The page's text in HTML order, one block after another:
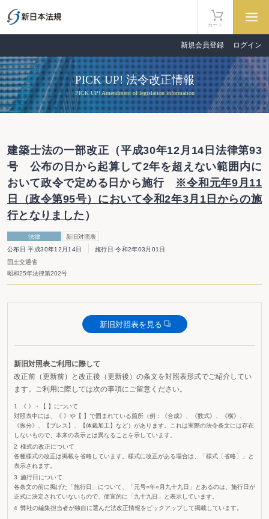
カート
新規会員登録 ログイン
PICK UP! 法令改正情報
PICK UP! Amendment of legislation information
建築士法の一部改正（平成30年12月14日法律第93
号 公布の日から起算して2年を超えない範囲内に
おいて政令で定める日から施行 ※令和元年9月11
日（政令第95号）において令和2年3月1日からの施
行となりました ）
法律
新旧対照表
公布日 平成30年12月14日
施行日 令和2年03月01日
国土交通省
昭和25年法律第202号
新旧対照表を見る
新旧対照表ご利用に際して
改正前（更新前）と改正後（更新後）の条文を対照表形式でご紹介してい
ます。ご利用に際しては次の事項にご留意ください。
《 》・【 】について
対照表中には、《 》や【 】で囲まれている箇所（例：《合成》、《数式》、《横》、
《振分》、【ブレス】、【体裁加工】など）があります。これは実際の法令条文には存在
しないもので、本来の表示とは異なることを示しています。
様式の改正について
各種様式の改正は掲載を省略しています。様式に改正がある場合は、「様式〔省略〕」と
表示されます。
施行日について
各条文の前に掲げた「施行日」について、「元号○年○月九十九日」とあるのは、施行日が
正式に決定されていないもので、便宜的に「九十九日」と表示しています。
弊社の編集担当者が独自に選んだ法改正情報をピックアップして掲載しています。